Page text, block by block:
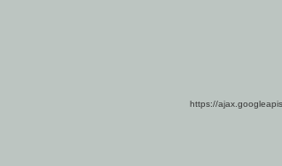
https://